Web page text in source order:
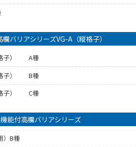
バリアシリーズVG-A（縦格子）
格子） A種
格子） B種
格子） C種
能付高欄バリアシリーズ
）B種